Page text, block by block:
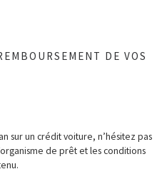
DE VOS
sur un crédit voiture, n’hésitez pas
de prêt et les conditions